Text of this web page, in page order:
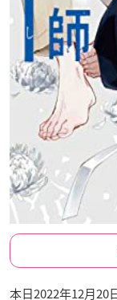
本日2022年12月20